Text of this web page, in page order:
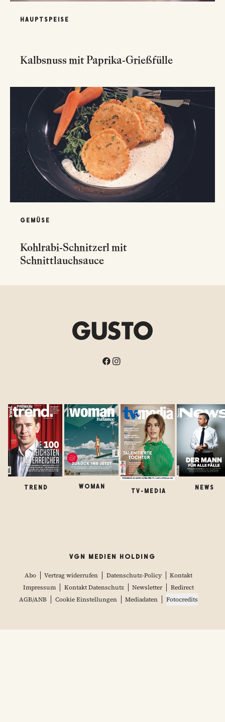
HAUPTSPEISE
Kalbsnuss mit Paprika-Grießfülle
GEMÜSE
Kohlrabi-Schnitzerl mit
Schnittlauchsauce
TREND WOMAN
TV-MEDIA
NEWS
VGN MEDIEN HOLDING
Abo Vertrag widerrufen Datenschutz-Policy
Kontakt
Impressum
Kontakt Datenschutz Newsletter
Redirect
AGB/ANB
Cookie Einstellungen Mediadaten Fotocredits